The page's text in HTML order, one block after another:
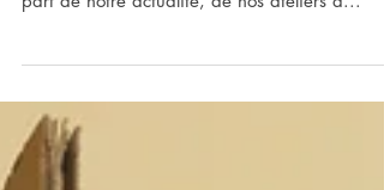
Un petit point sur les Cartons d'Anaïs dans les
part de notre actualité, de nos ateliers à...